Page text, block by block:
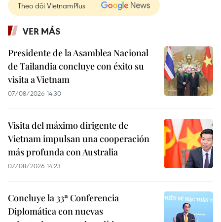
Theo dõi VietnamPlus
VER MÁS
Presidente de la Asamblea Nacional
de Tailandia concluye con éxito su
visita a Vietnam
07/08/2026 14:30
Visita del máximo dirigente de
Vietnam impulsan una cooperación
más profunda con Australia
07/08/2026 14:23
Concluye la 33ª Conferencia
Diplomática con nuevas